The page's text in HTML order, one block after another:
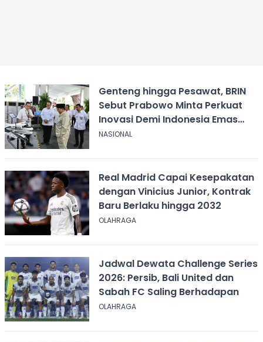
Genteng hingga Pesawat, BRIN
Sebut Prabowo Minta Perkuat
Inovasi Demi Indonesia Emas
2045
NASIONAL
Real Madrid Capai Kesepakatan
dengan Vinicius Junior, Kontrak
Baru Berlaku hingga 2032
OLAHRAGA
Jadwal Dewata Challenge Series
2026: Persib, Bali United dan
Sabah FC Saling Berhadapan
OLAHRAGA